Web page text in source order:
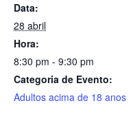
Data:
28 abril
Hora:
8:30 pm - 9:30 pm
Categoria de Evento:
Adultos acima de 18 anos